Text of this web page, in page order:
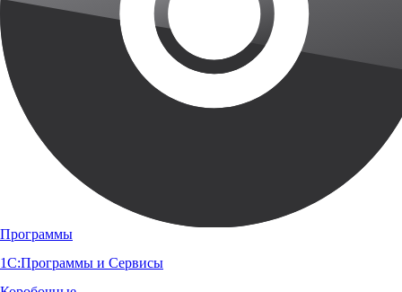
Программы
1С:Программы и Сервисы